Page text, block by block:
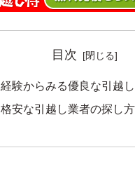
目次
経験からみる優良な引越
格安な引越し業者の探し方